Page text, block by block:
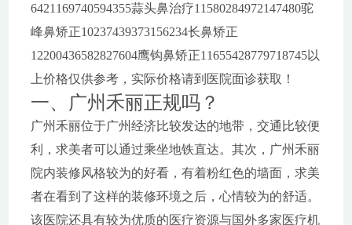
6421169740594355蒜头鼻治疗11580284972147480驼
峰鼻矫正10237439373156234长鼻矫正
12200436582827604鹰钩鼻矫正11655428779718745以
上价格仅供参考，实际价格请到医院面诊获取！
一、广州禾丽正规吗？
广州禾丽位于广州经济比较发达的地带，交通比较便
利，求美者可以通过乘坐地铁直达。其次，广州禾丽
院内装修风格较为的好看，有着粉红色的墙面，求美
者在看到了这样的装修环境之后，心情较为的舒适。
该医院还具有较为优质的医疗资源与国外多家医疗机